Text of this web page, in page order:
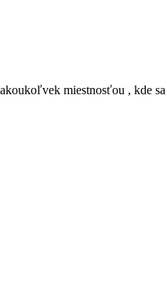
miestnosťou , kde